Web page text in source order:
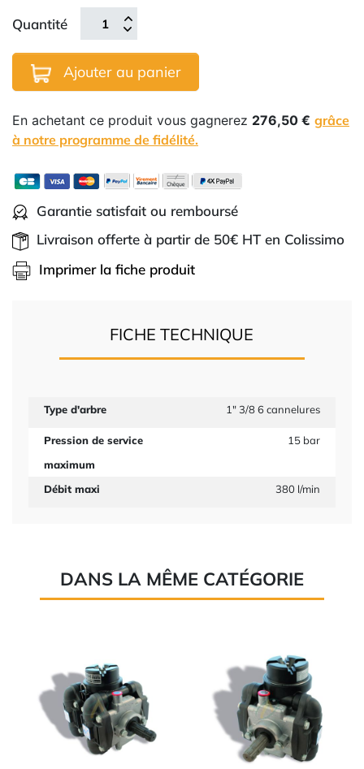
Quantité
Ajouter au panier
En achetant ce produit vous gagnerez 276,50 € grâce
à notre programme de fidélité.
Garantie satisfait ou remboursé
Livraison offerte à partir de 50€ HT en Colissimo
Imprimer la fiche produit
FICHE TECHNIQUE
Type d'arbre 1" 3/8 6 cannelures
Pression de service
maximum
15 bar
Débit maxi 380 l/min
DANS LA MÊME CATÉGORIE